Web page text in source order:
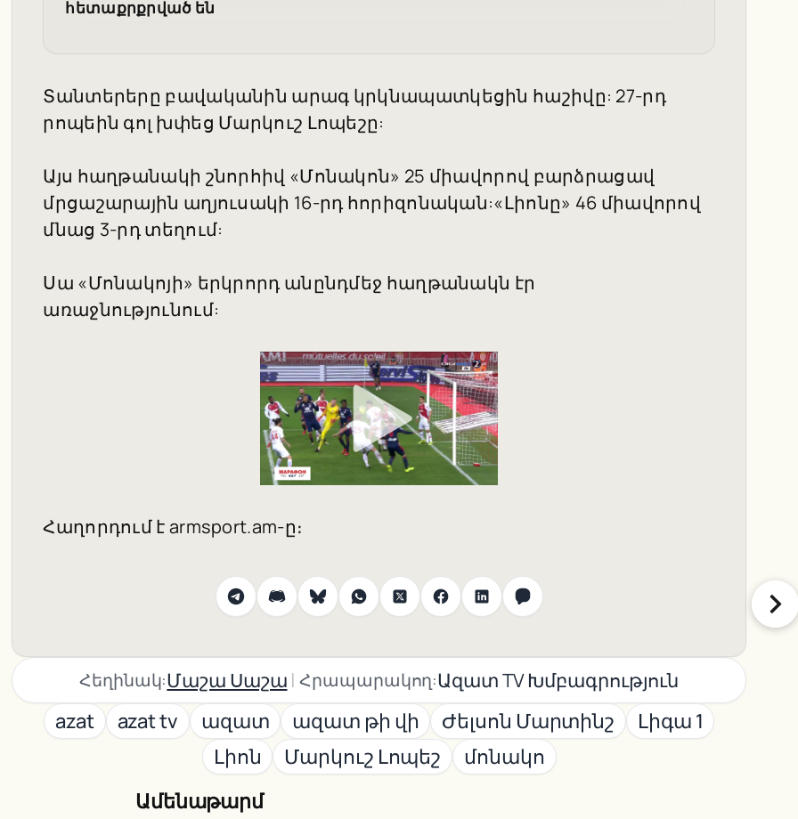
հետաքրքրված են
Տանտերերը բավականին արագ կրկնապատկեցին հաշիվը: 27-րդ
րոպեին գոլ խփեց Մարկուշ Լոպեշը:
Այս հաղթանակի շնորհիվ «Մոնակոն» 25 միավորով բարձրացավ
մրցաշարային աղյուսակի 16-րդ հորիզոնական:«Լիոնը» 46 միավորով
մնաց 3-րդ տեղում:
Սա «Մոնակոյի» երկրորդ անընդմեջ հաղթանակն էր
առաջնությունում:
Հաղորդում է armsport.am-ը։
Հեղինակ:Մաշա Սաշա | Հրապարակող:Ազատ TV Խմբագրություն
azat azat tv ազատ ազատ թի վի Ժելսոն Մարտինշ
Լիգա 1
Լիոն
Մարկուշ Լոպեշ
մոնակո
Ամենաթարմ